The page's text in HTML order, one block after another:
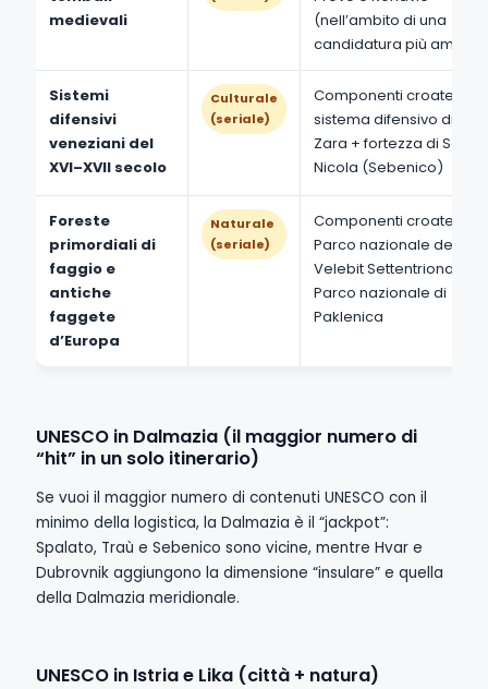
medievali
(nell’ambito di una
candidatura più ampia)
Sistemi
difensivi
veneziani del
XVI–XVII secolo
Culturale
(seriale)
Componenti croate:
sistema difensivo di
Zara + fortezza di San
Nicola (Sebenico)
Foreste
primordiali di
faggio e
antiche
faggete
d’Europa
Naturale
(seriale)
Componenti croate:
Parco nazionale del
Velebit Settentrionale +
Parco nazionale di
Paklenica
UNESCO in Dalmazia (il maggior numero di
“hit” in un solo itinerario)
Se vuoi il maggior numero di contenuti UNESCO con il
minimo della logistica, la Dalmazia è il “jackpot”:
Spalato, Traù e Sebenico sono vicine, mentre Hvar e
Dubrovnik aggiungono la dimensione “insulare” e quella
della Dalmazia meridionale.
UNESCO in Istria e Lika (città + natura)